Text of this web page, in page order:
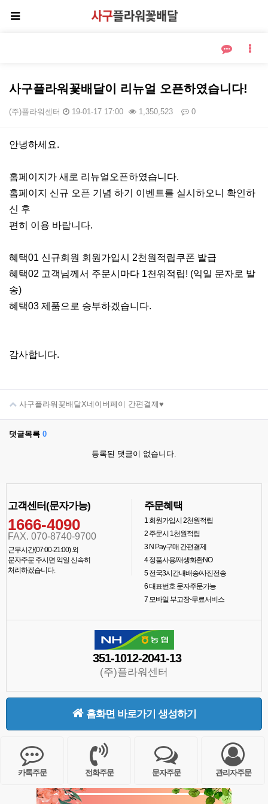
사구플라워꽃배달이 리뉴얼 오픈하였습니다!
(주)플라워센터 19-01-17 17:00 1,350,523 0
본문
안녕하세요.
홈페이지가 새로 리뉴얼오픈하였습니다.
홈페이지 신규 오픈 기념 하기 이벤트를 실시하오니 확인하
신 후
편히 이용 바랍니다.
혜택01 신규회원 회원가입시 2천원적립쿠폰 발급
혜택02 고객님께서 주문시마다 1천워적립! (익일 문자로 발
송)
혜택03 제품으로 승부하겠습니다.
감사합니다.
사구플라워꽃배달X네이버페이 간편결제♥
댓글목록 0
등록된 댓글이 없습니다.
고객센터(문자가능)
1666-4090
FAX. 070-8740-9700
근무시간(07:00-21:00) 외
문자주문 주시면 익일 신속히
처리하겠습니다.
주문혜택
1회원가입시 2천원적립
2주문시 1천원적립
3N Pay구매 간편결제
4정품사용/재생화환NO
5전국3시간내배송/사진전송
6대표번호 문자주문가능
7모바일 부고장-무료서비스
351-1012-2041-13
(주)플라워센터
홈화면 바로가기 생성하기
카톡주문 전화주문 문자주문 관리자주문